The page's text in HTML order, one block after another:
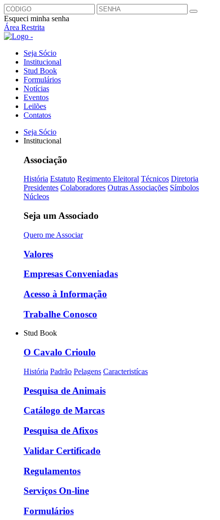
Esqueci minha senha
Área Restrita
Seja Sócio
Institucional
Stud Book
Formulários
Notícias
Eventos
Leilões
Contatos
Seja Sócio
Institucional
Associação
História Estatuto Regimento Eleitoral Técnicos Diretoria
Presidentes Colaboradores Outras Associações Símbolos
Núcleos
Seja um Associado
Quero me Associar
Valores
Empresas Conveniadas
Acesso à Informação
Trabalhe Conosco
Stud Book
O Cavalo Crioulo
História Padrão Pelagens Caracteristícas
Pesquisa de Animais
Catálogo de Marcas
Pesquisa de Afixos
Validar Certificado
Regulamentos
Serviços On-line
Formulários